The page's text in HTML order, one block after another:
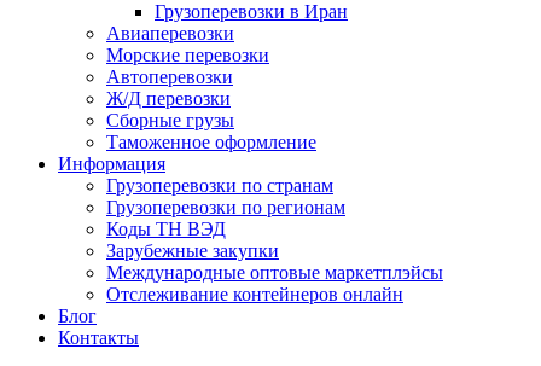
Грузоперевозки в Иран
Авиаперевозки
Морские перевозки
Автоперевозки
Ж/Д перевозки
Сборные грузы
Таможенное оформление
Информация
Грузоперевозки по странам
Грузоперевозки по регионам
Коды ТН ВЭД
Зарубежные закупки
Международные оптовые маркетплэйсы
Отслеживание контейнеров онлайн
Блог
Контакты